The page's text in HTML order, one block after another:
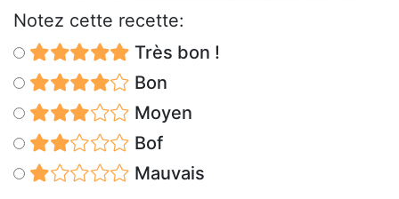
Notez cette recette:
Très bon !
Bon
Moyen
Bof
Mauvais